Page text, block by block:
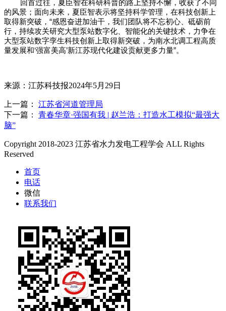
回首过往，夏臣智在科研科普的路上坚持不懈，收获了不同
的风景；面向未来，夏臣智表示将坚持科学管理，在科技创新上
取得新突破，“感恩奋进加油干，我们团队将不忘初心、砥砺前
行，持续攻关研究大型泵站数字化、智能化的关键技术，力争在
大型泵站数字孪生科技创新上取得新突破，为南水北调工程高质
量发展和‘强富美高’新江苏现代化建设贡献更多力量”。
来源：江苏科技报2024年5月 29日
上一篇： 江苏省河道管理局
下一篇： 青春华章·强国有我 | 赵兰浩：打造水工模拟“最强大
脑”
Copyright 2018-2023 江苏省水力发电工程学会 ALL Rights
Reserved
首页
电话
微信
联系我们